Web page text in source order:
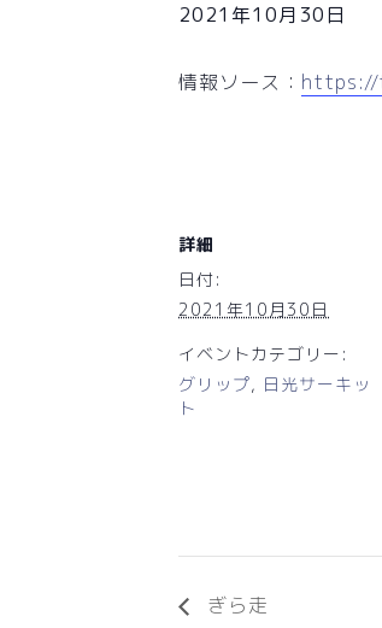
2021年10月30日
情報ソース： https://
詳細
日付:
2021年10月30日
イベントカテゴリー:
グリップ, 日光サーキッ
ト
ぎら走